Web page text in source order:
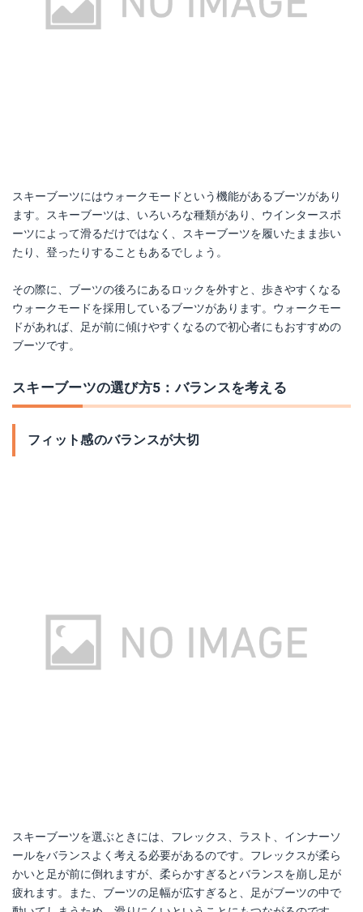
スキーブーツにはウォークモードという機能があるブーツがあり
ます。スキーブーツは、いろいろな種類があり、ウインタースポ
ーツによって滑るだけではなく、スキーブーツを履いたまま歩い
たり、登ったりすることもあるでしょう。
その際に、ブーツの後ろにあるロックを外すと、歩きやすくなる
ウォークモードを採用しているブーツがあります。ウォークモー
ドがあれば、足が前に傾けやすくなるので初心者にもおすすめの
ブーツです。
スキーブーツの選び方5：バランスを考える
フィット感のバランスが大切
スキーブーツを選ぶときには、フレックス、ラスト、インナーソ
ールをバランスよく考える必要があるのです。フレックスが柔ら
かいと足が前に倒れますが、柔らかすぎるとバランスを崩し足が
疲れます。また、ブーツの足幅が広すぎると、足がブーツの中で